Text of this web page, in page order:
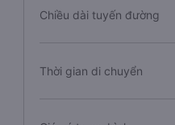
Chiều dài tuyến đường
Thời gian di chuyển